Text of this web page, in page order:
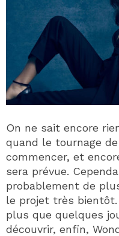
On ne sait encore
quand le tournage
commencer, et
sera prévue.
probablement de
le projet très
plus que quelques
découvrir, enfin,